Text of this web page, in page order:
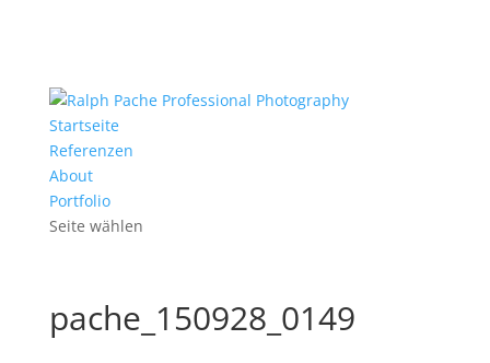
Startseite
Referenzen
About
Portfolio
Seite wählen
pache_150928_0149